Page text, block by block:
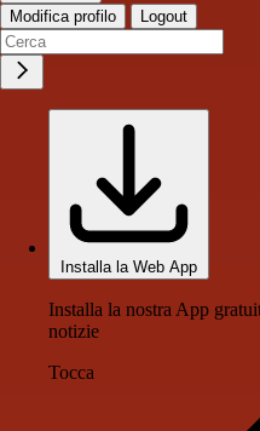
Modifica profilo Logout
Installa la Web App
Installa la nostra App
notizie
Tocca